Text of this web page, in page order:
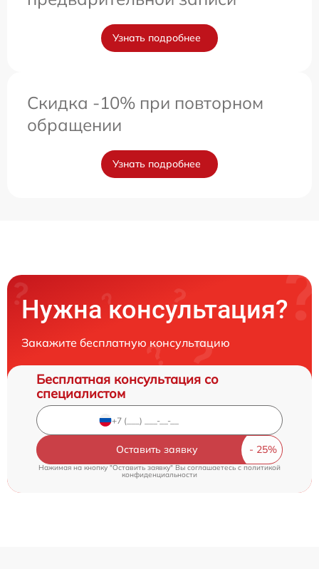
Узнать подробнее
Скидка -10% при повторном
обращении
Узнать подробнее
Нужна консультация?
Закажите бесплатную консультацию
Бесплатная консультация со
специалистом
Оставить заявку
Нажимая на кнопку "Оставить заявку" Вы соглашаетесь c политикой
конфиденциальности